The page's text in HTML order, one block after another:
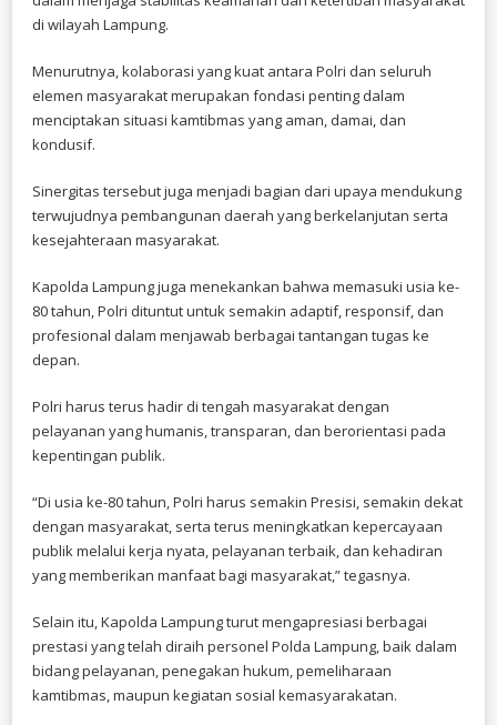
di wilayah Lampung.
Menurutnya, kolaborasi yang kuat antara Polri dan seluruh
elemen masyarakat merupakan fondasi penting dalam
menciptakan situasi kamtibmas yang aman, damai, dan
kondusif.
Sinergitas tersebut juga menjadi bagian dari upaya mendukung
terwujudnya pembangunan daerah yang berkelanjutan serta
kesejahteraan masyarakat.
Kapolda Lampung juga menekankan bahwa memasuki usia ke-
80 tahun, Polri dituntut untuk semakin adaptif, responsif, dan
profesional dalam menjawab berbagai tantangan tugas ke
depan.
Polri harus terus hadir di tengah masyarakat dengan
pelayanan yang humanis, transparan, dan berorientasi pada
kepentingan publik.
“Di usia ke-80 tahun, Polri harus semakin Presisi, semakin dekat
dengan masyarakat, serta terus meningkatkan kepercayaan
publik melalui kerja nyata, pelayanan terbaik, dan kehadiran
yang memberikan manfaat bagi masyarakat,” tegasnya.
Selain itu, Kapolda Lampung turut mengapresiasi berbagai
prestasi yang telah diraih personel Polda Lampung, baik dalam
bidang pelayanan, penegakan hukum, pemeliharaan
kamtibmas, maupun kegiatan sosial kemasyarakatan.